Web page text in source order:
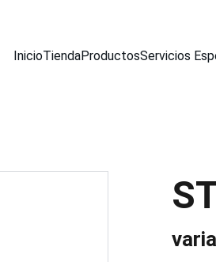
InicioTiendaProductosServicios